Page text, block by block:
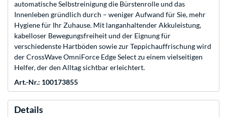
automatische Selbstreinigung die Bürstenrolle und das
Innenleben gründlich durch – weniger Aufwand für Sie, mehr
Hygiene für Ihr Zuhause. Mit langanhaltender Akkuleistung,
kabelloser Bewegungsfreiheit und der Eignung für
verschiedenste Hartböden sowie zur Teppichauffrischung wird
der CrossWave OmniForce Edge Select zu einem vielseitigen
Helfer, der den Alltag sichtbar erleichtert.
Art.-Nr.: 100173855
Details